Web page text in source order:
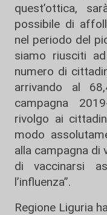
quest’ottica,
possibile di
nel periodo del
siamo riusciti
numero di
arrivando al
campagna
rivolgo ai
modo
alla campagna di
di vaccinarsi
l’influenza”.
Regione Liguria